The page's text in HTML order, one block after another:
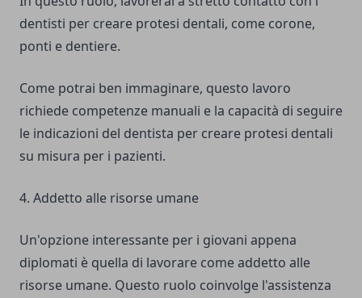
dentisti per creare protesi dentali, come corone,
ponti e dentiere.
Come potrai ben immaginare, questo lavoro
richiede competenze manuali e la capacità di seguire
le indicazioni del dentista per creare protesi dentali
su misura per i pazienti.
4. Addetto alle risorse umane
Un'opzione interessante per i giovani appena
diplomati è quella di lavorare come addetto alle
risorse umane. Questo ruolo coinvolge l'assistenza